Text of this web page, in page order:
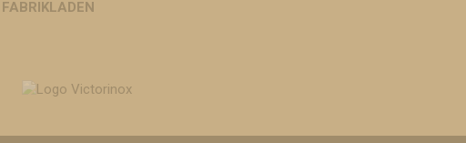
FABRIKLADEN